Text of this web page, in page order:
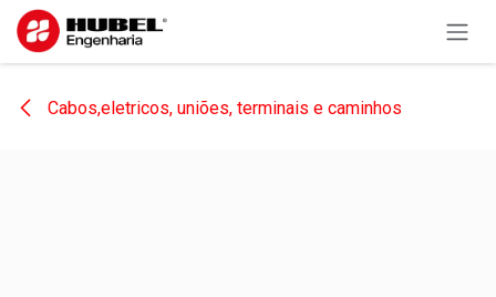
Pular para o conteúdo
Cabos,eletricos, uniões, terminais e caminhos